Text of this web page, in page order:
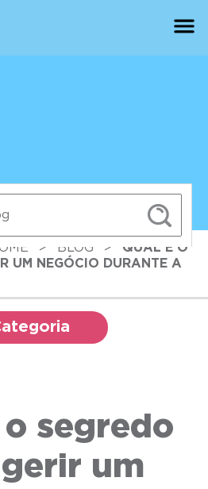
> BLOG >
QUAL É O
UM NEGÓCIO DURANTE A
segredo
um